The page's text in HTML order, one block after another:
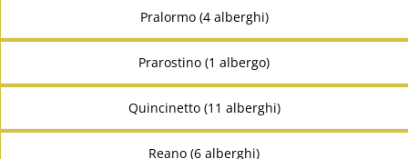
Pralormo (4 alberghi)
Prarostino (1 albergo)
Quincinetto (11 alberghi)
Reano (6 alberghi)